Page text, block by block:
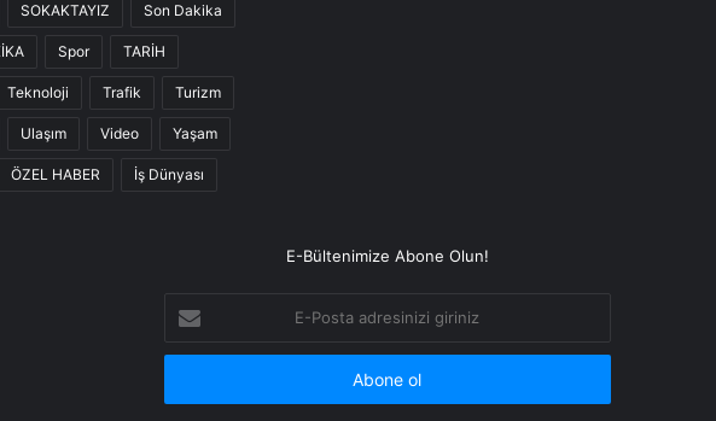
SOKAKTAYIZ Son Dakika
Spor TARİH
Teknoloji Trafik Turizm
Ulaşım Video Yaşam
ÖZEL HABER İş Dünyası
E-Bültenimize Abone Olun!
Posta
adresinizi